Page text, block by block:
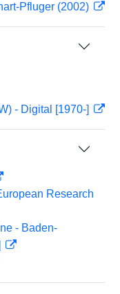
Pfluger (2002)
- Digital [1970-]
Research
- Baden-